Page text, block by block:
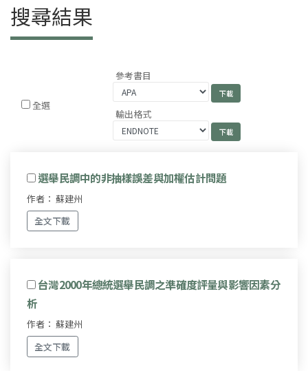
搜尋結果
全選
參考書目
輸出格式
選舉民調中的非抽樣誤差與加權估計問題
作者： 蘇建州
全文下載
台灣2000年總統選舉民調之準確度評量與影響因素分
析
作者： 蘇建州
全文下載